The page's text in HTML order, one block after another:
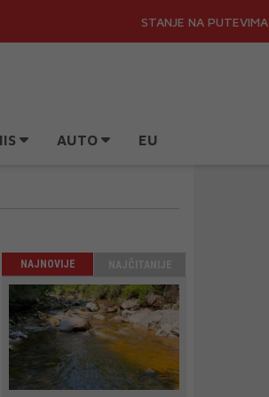
STANJE NA PUTEVIMA
AUTO EU
NAJNOVIJE